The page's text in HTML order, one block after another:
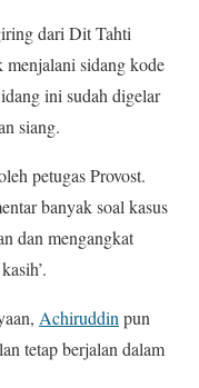
dari Dit Tahti
sidang kode
ini sudah digelar
siang.
petugas Provost.
banyak soal kasus
dan mengangkat
Achiruddin pun
tetap berjalan dalam